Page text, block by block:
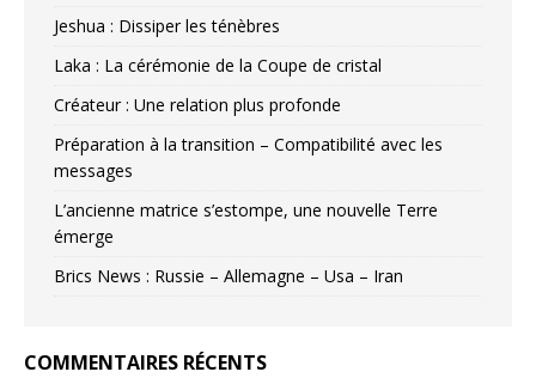
Jeshua : Dissiper les ténèbres
Laka : La cérémonie de la Coupe de cristal
Créateur : Une relation plus profonde
Préparation à la transition – Compatibilité avec les
messages
L’ancienne matrice s’estompe, une nouvelle Terre
émerge
Brics News : Russie – Allemagne – Usa – Iran
COMMENTAIRES RÉCENTS